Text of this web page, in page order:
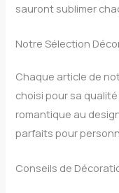
sauront sublimer
Notre Sélection
Chaque article de
choisi pour sa
romantique au
parfaits pour
Conseils de